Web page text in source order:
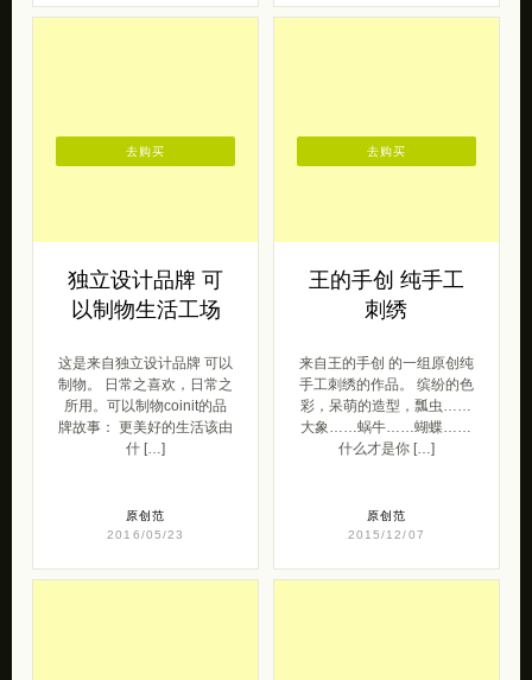
独立设计品牌 可
以制物生活工场
这是来自独立设计品牌 可以
制物。 日常之喜欢，日常之
所用。可以制物coinit的品
牌故事： 更美好的生活该由
什 […]
原创范
2016/05/23
去购买
王的手创 纯手工
刺绣
来自王的手创 的一组原创纯
手工刺绣的作品。 缤纷的色
彩，呆萌的造型，瓢虫……
大象……蜗牛……蝴蝶……
什么才是你 […]
原创范
2015/12/07
去购买